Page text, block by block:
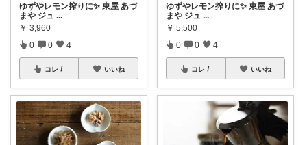
ゆずやレモン搾りに✨ 東屋 あづ
まや ジュ ...
￥ 3,960
0 0 4
コレ いいね
ゆずやレモン搾りに✨ 東屋 あづ
まや ジュ ...
￥ 5,500
0 0 4
コレ いいね